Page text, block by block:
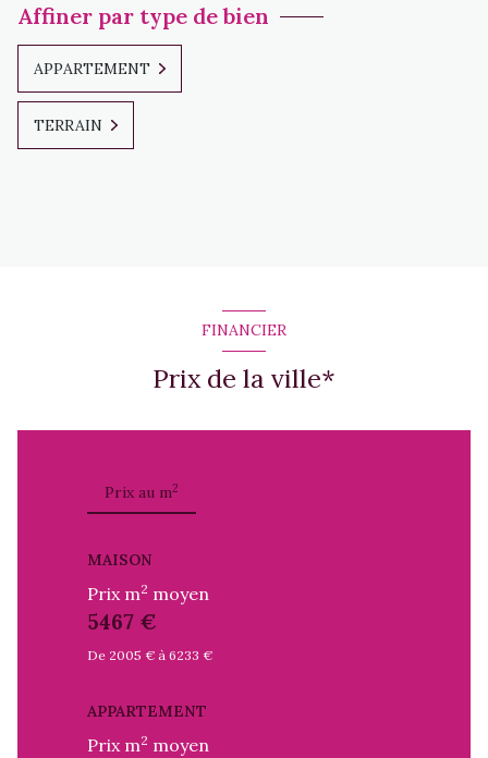
Affiner par type de bien
APPARTEMENT
TERRAIN
FINANCIER
Prix de la ville*
Prix au m2
MAISON
Prix m2 moyen
5467 €
De 2005 € à 6233 €
APPARTEMENT
Prix m2 moyen